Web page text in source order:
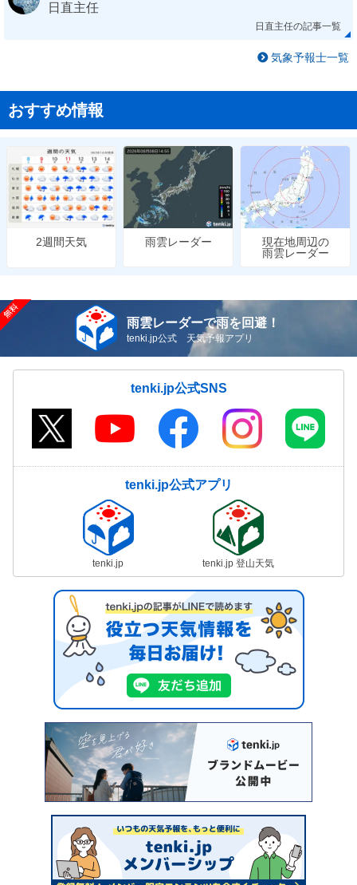
日直主任
日直主任の記事一覧
気象予報士一覧
おすすめ情報
2週間天気 雨雲レーダー
現在地周辺の
雨雲レーダー
雨雲レーダーで雨を回避！
tenki.jp公式 天気予報アプリ
tenki.jp公式SNS
tenki.jp公式アプリ
tenki.jp tenki.jp 登山天気